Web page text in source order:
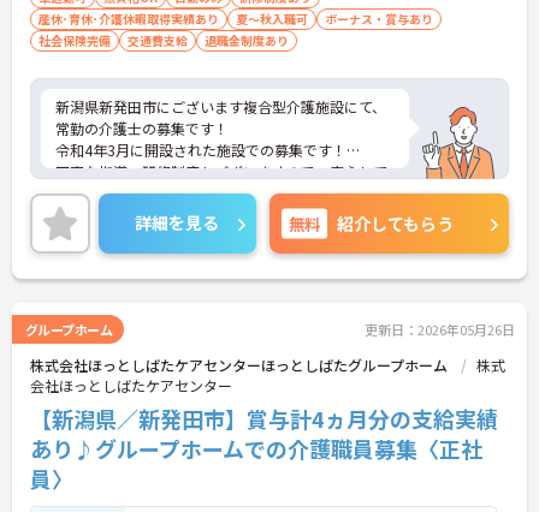
産休･育休･介護休暇取得実績あり
夏～秋入職可
ボーナス・賞与あり
社会保険完備
交通費支給 退職金制度あり
新潟県新発田市にございます複合型介護施設にて、
常勤の介護士の募集です！
令和4年3月に開設された施設での募集です！
丁寧な指導・研修制度もございますので、安心して
ご入職いただけます◎
ご興味がありましたら、詳細をお伝えしますので、
お気軽にお問い合わせください！
詳細を見る 無料 紹介してもらう
グループホーム 更新日：2026年05月26日
株式会社ほっとしばたケアセンターほっとしばたグループホーム
株式
会社ほっとしばたケアセンター
【新潟県／新発田市】賞与計4ヵ月分の支給実績
あり♪グループホームでの介護職員募集〈正社
員〉